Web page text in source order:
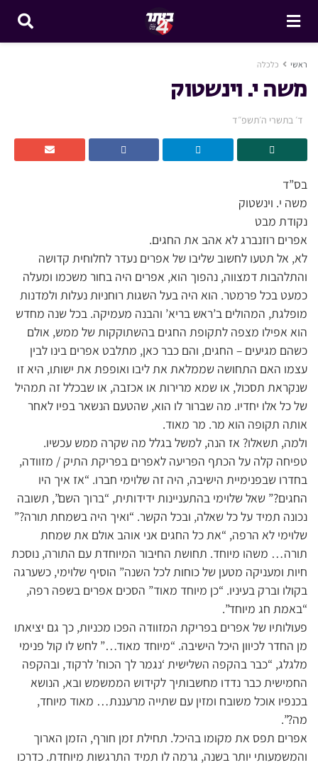
ראשי כלכלה
משה י. וינשטוק
ד׳ בתשרי ה׳תשפ״ד
בס”ד
משה י. וינשטוק
נקודת מבט
אפרים רוזנברג לא אהב את החגים.
לא, אל תטעו לחשוב שליבו של אפרים נעדר לחלוחית קדושה
והתלהבות דמצווה, נהפוך הוא, אפרים היה בחור משכמו ומעלה
כמעט בכל פרמטר. הוא היה בעל השגות רוחניות נעלות ולמדנות
מופלגת, המהולים ב’ראש בריא’ והבנה מעמיקה. בכל שנה מחדש
הוא אפילו מצפה לתקופת החגים בהשתוקקות של ממש, אולם
כשהם מגיעים – החגים, והם כבר כאן, מתלבט אפרים בינו לבין
עצמו האם התחושה שממלאת את ליבו ואופפת את ישותו, היא זו
שנקראת תסכול, או שמא מרירות או אכזבה, או שבכלל זה תמהיל
של כל אלו יחדיו. מה שברור לו הוא, שהטעם הנשאר בפיו לאחר
אותה תקופה הוא מר. מר מאוד.
ולמה, תשאלו? אז הנה, למשל בגלל מה שקרה ממש עכשיו.
טפיחה קלה על הכתף הפריעה לאפרים בפריקת התיק / מזוודה,
בחדרו שבפנימיית הישיבה, היה זה שלוימי חברו. “אז איך היו
החגים?” שאל שלוימי בהתעניינות ידידותית, “ברוך השם”, תשובה
נכונה תמיד על כל שאלה, ובכל הקשר. “ואיך היה בשמחת תורה?”
שלוימי לא הרפה, “את כל החגים אני אוהב אולם את שמחת
תורה… משהו מיוחד. תחושת החיבור המיוחדת עם התורה, נוסכת
חיות ומעניקה מטען של כוחות לכל השנה” הוסיף שלוימי, כשערגה
בקולו וברק בעיניו. “כן מיוחד מאוד” הסכים אפרים בשפה רפה,
“באמת חג מיוחד”.
פעולותיו של אפרים בפריקת המזוודה הפכו מכניות, כך גם יציאתו
מן החדר לכיוון היכל הישיבה. “מיוחד מאוד…” לחש לו קול פנימי
מלגלג, “כבר בהקפה השלישית ‘נגמר לך הכוח’ לרקוד, ובהקפה
החמישית כבר נדדו מחשבותיך לקידוש הממשמש ובא, הנושא
בכנפיו אוכל משובח ומזין עם שתייה מרעננת… מאוד מיוחד,
מה?”.
אפרים תפס את מקומו בהיכל. תחילת זמן חורף, הזמן הארוך
והמשמעותי יותר בשנה, גרמה לו תמיד התרגשות מיוחדת. כדרכו